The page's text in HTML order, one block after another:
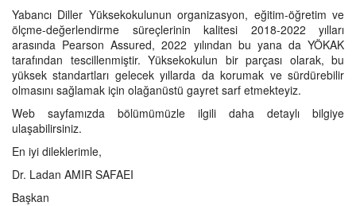
Yabancı Diller Yüksekokulunun organizasyon, eğitim-öğretim ve
ölçme-değerlendirme süreçlerinin kalitesi 2018-2022 yılları
arasında Pearson Assured, 2022 yılından bu yana da YÖKAK
tarafından tescillenmiştir. Yüksekokulun bir parçası olarak, bu
yüksek standartları gelecek yıllarda da korumak ve sürdürebilir
olmasını sağlamak için olağanüstü gayret sarf etmekteyiz.
Web sayfamızda bölümümüzle ilgili daha detaylı bilgiye
ulaşabilirsiniz.
En iyi dileklerimle,
Dr. Ladan AMIR SAFAEI
Başkan